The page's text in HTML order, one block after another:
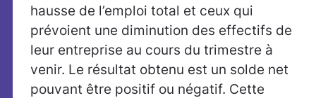
hausse de l’emploi total et ceux qui
prévoient une diminution des effectifs de
leur entreprise au cours du trimestre à
venir. Le résultat obtenu est un solde net
pouvant être positif ou négatif. Cette